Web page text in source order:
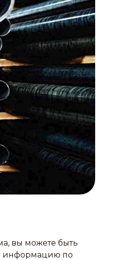
вы можете быть
информацию по